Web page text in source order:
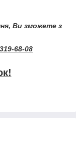
Ви зможете з
68-08